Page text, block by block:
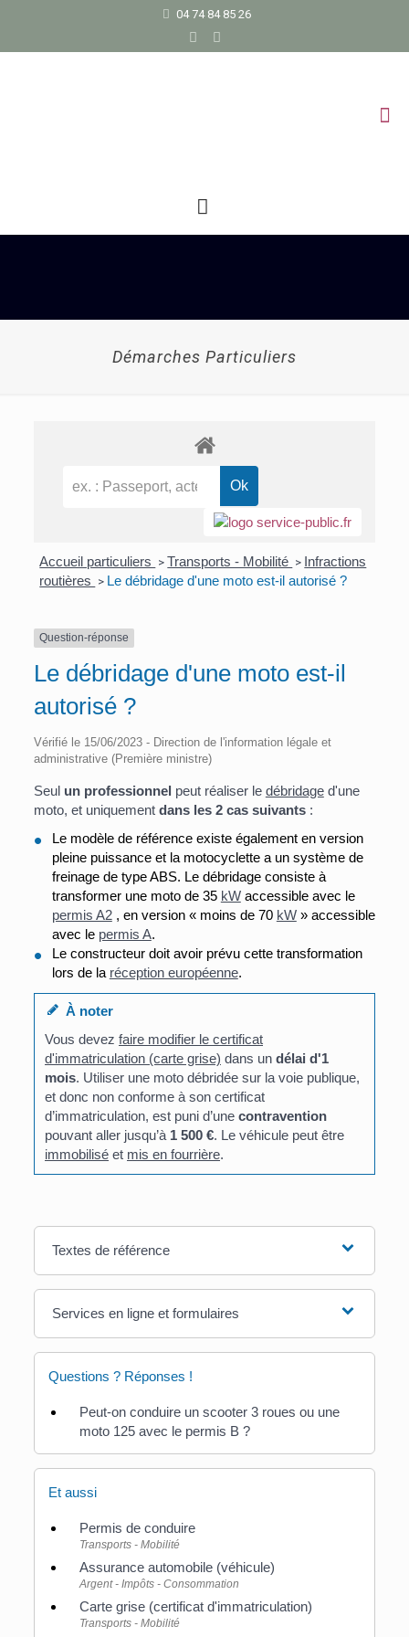
04 74 84 85 26
Démarches Particuliers
Accueil particuliers > Transports - Mobilité > Infractions
routières > Le débridage d'une moto est-il autorisé ?
Question-réponse
Le débridage d'une moto est-il
autorisé ?
Vérifié le 15/06/2023 - Direction de l'information légale et
administrative (Première ministre)
Seul un professionnel peut réaliser le débridaged'une
moto, et uniquement dans les 2 cas suivants:
Le modèle de référence existe également en version
pleine puissance et la motocyclette a un système de
freinage de type ABS. Le débridage consiste à
transformer une moto de 35 kWaccessible avec le
permis A2, en version « moins de 70 kW» accessible
avec le permis A.
Le constructeur doit avoir prévu cette transformation
lors de la réception européenne.
À noter
Vous devez faire modifier le certificat
d'immatriculation (carte grise) dans un délai d'1
mois. Utiliser une moto débridée sur la voie publique,
et donc non conforme à son certificat
d’immatriculation, est puni d’une contravention
pouvant aller jusqu’à 1 500 €. Le véhicule peut être
immobilisé et mis en fourrière.
Textes de référence
Services en ligne et formulaires
Questions ? Réponses !
Peut-on conduire un scooter 3 roues ou une
moto 125 avec le permis B ?
Et aussi
Permis de conduire
Transports - Mobilité
Assurance automobile (véhicule)
Argent - Impôts - Consommation
Carte grise (certificat d'immatriculation)
Transports - Mobilité